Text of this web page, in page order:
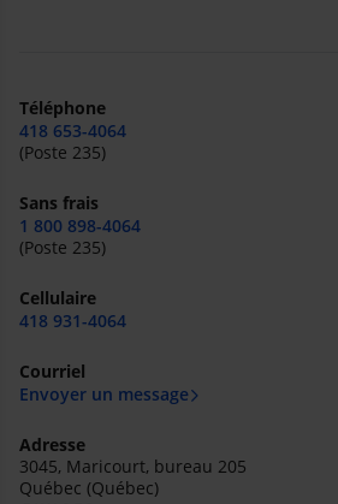
Téléphone
418 653-4064
(Poste 235)
Sans frais
1 800 898-4064
(Poste 235)
Cellulaire
418 931-4064
Courriel
Envoyer un message
Adresse
3045, Maricourt, bureau 205
Québec (Québec)